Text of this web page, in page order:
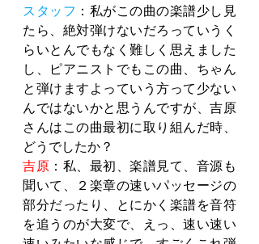
スタッフ ：私がこの曲の楽譜少し見
たら、絶対弾けないだろっていうく
らいとんでもなく難しく思えました
し、ピアニストでもこの曲、ちゃん
と弾けますよっていう方って少ない
んではないかと思うんですが、吉原
さんはこの曲最初に取り組んだ時、
どうでしたか？
吉原 ：私、最初、楽譜見て、音源も
聞いて、２楽章の速いパッセージの
部分だったり、とにかく楽譜を音符
を追うのが大変で、えっ、速い速い